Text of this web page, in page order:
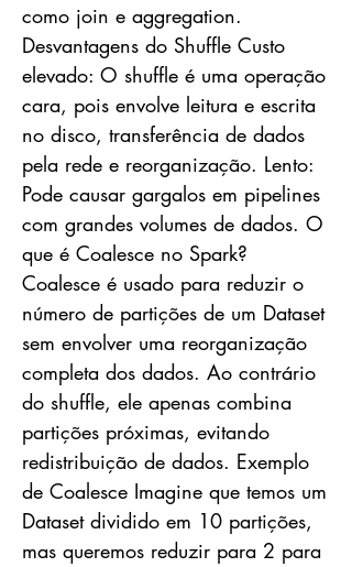
como join e aggregation.
Desvantagens do Shuffle Custo
elevado: O shuffle é uma operação
cara, pois envolve leitura e escrita
no disco, transferência de dados
pela rede e reorganização. Lento:
Pode causar gargalos em pipelines
com grandes volumes de dados. O
que é Coalesce no Spark?
Coalesce é usado para reduzir o
número de partições de um Dataset
sem envolver uma reorganização
completa dos dados. Ao contrário
do shuffle, ele apenas combina
partições próximas, evitando
redistribuição de dados. Exemplo
de Coalesce Imagine que temos um
Dataset dividido em 10 partições,
mas queremos reduzir para 2 para